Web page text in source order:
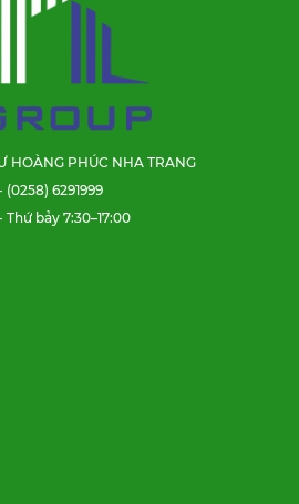
HOÀNG PHÚC NHA TRANG
6291999
bảy 7:30–17:00